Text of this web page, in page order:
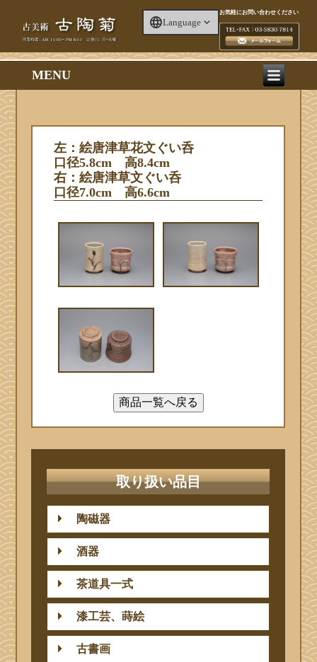
Language
お気軽にお問い合わせください
MENU
左：絵唐津草花文ぐい呑
口径5.8cm 高8.4cm
右：絵唐津草文ぐい呑
口径7.0cm 高6.6cm
取り扱い品目
陶磁器
酒器
茶道具一式
漆工芸、蒔絵
古書画